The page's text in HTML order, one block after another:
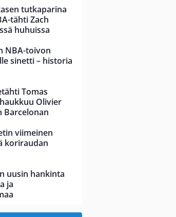
tutkaparina
tähti Zach
huhuissa
NBA-toivon
sinetti – historia
Tomas
Olivier
Barcelonan
viimeinen
koriraudan
uusin hankinta
ja